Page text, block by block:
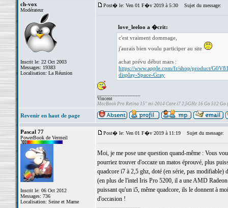
ch-vox
Modérateur
Inscrit le: 22 Oct 2003
Messages: 19383
Localisation: La Réunion
Post� le: Ven 01 F�v 2019 à 5:30 Sujet du message:
love_leeloo a �crit:
c'est vraiment dommage,
j'aurais bien voulu participer au site
achat prévu début mars :
https://www.apple.com/fr/shop/product/
display-Space-Gray
Vincent
MacBook Pro Retina 15" mi-2014 Core i7 2,5GHz 16 Go 512 Go
Revenir en haut de page
Pascal 77
PowerBook de Vermeil
Inscrit le: 06 Oct 2012
Messages: 736
Localisation: Seine et Marne
Post� le: Ven 01 F�v 2019 à 11:19 Sujet du message:
Moi, je me pose une question quand-même : Vous
pourriez trouver d'occaze un matos éprouvé, plus
quadcore i7 à 2,5 ghz, doté (en série, pas
(en plus de l'intel Iris Pro 5200, il a une AMD
puissant qu'un i5, même quadcore, ils le donnent à
d'occasion !